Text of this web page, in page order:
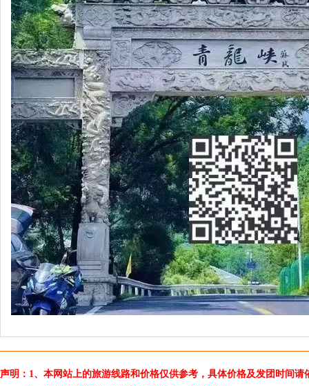
声明：1、本网站上的旅游线路和价格仅供参考，具体价格及发团时间